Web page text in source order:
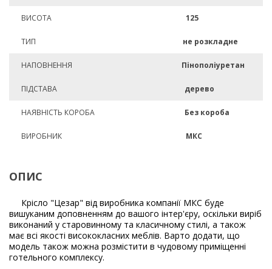
ВИСОТА 125
ТИП не розкладне
НАПОВНЕННЯ Пінополіуретан
ПІДСТАВА дерево
НАЯВНІСТЬ КОРОБА Без короба
ВИРОБНИК МКС
ОПИС
Крісло "Цезар" від виробника компанії МКС буде
вишуканим доповненням до вашого інтер'єру, оскільки виріб
виконаний у старовинному та класичному стилі, а також
має всі якості висококласних меблів. Варто додати, що
модель також можна розмістити в чудовому приміщенні
готельного комплексу.